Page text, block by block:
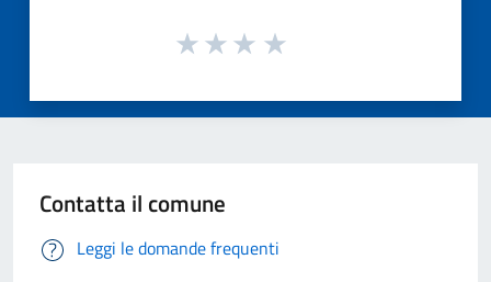
Contatta il comune
Leggi le domande frequenti